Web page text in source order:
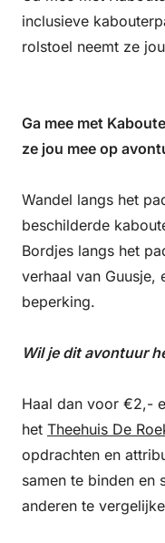
inclusieve
rolstoel neemt ze
Ga mee met
ze jou mee op
Wandel langs het
beschilderde
Bordjes langs het
verhaal van Guusje,
beperking.
Wil je dit avontuur
Haal dan voor €2,-
het Theehuis De
opdrachten en
samen te binden en
anderen te